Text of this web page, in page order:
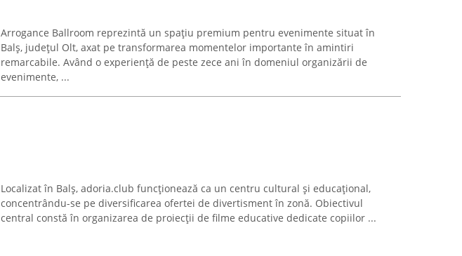
Arrogance Ballroom reprezintă un spațiu premium pentru evenimente situat în
Balș, județul Olt, axat pe transformarea momentelor importante în amintiri
remarcabile. Având o experiență de peste zece ani în domeniul organizării de
evenimente, ...
Localizat în Balș, adoria.club funcționează ca un centru cultural și educațional,
concentrându-se pe diversificarea ofertei de divertisment în zonă. Obiectivul
central constă în organizarea de proiecții de filme educative dedicate copiilor ...